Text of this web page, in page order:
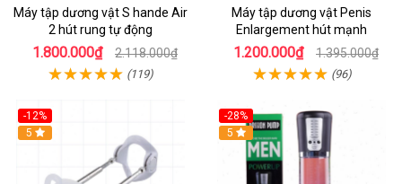
Máy tập dương vật S hande Air
2 hút rung tự động
1.800.000₫ 2.118.000₫
(119)
Máy tập dương vật Penis
Enlargement hút mạnh
1.200.000₫ 1.395.000₫
(96)
-12%
Hot
5
-28%
Hot
5